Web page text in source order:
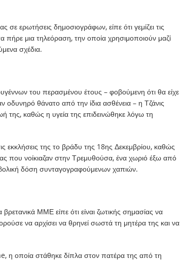
ερωτήσεις δημοσιογράφων, είπε ότι γεμίζει τις
πήρε μια τηλεόραση, την οποία χρησιμοποιούν μαζί
σχέδια.
του περασμένου έτους – φοβούμενη ότι θα είχε
οδυνηρό θάνατο από την ίδια ασθένεια – η Τζάνις
της, καθώς η υγεία της επιδεινώθηκε λόγω τη
εκκλήσεις της το βράδυ της 18ης Δεκεμβρίου, καθώς
που νοίκιαζαν στην Τρεμυθούσα, ένα χωριό έξω από
δόση συνταγογραφούμενων χαπιών.
ΜΜΕ είπε ότι είναι ζωτικής σημασίας να
να αρχίσει να θρηνεί σωστά τη μητέρα της και να
η οποία στάθηκε δίπλα στον πατέρα της από τη